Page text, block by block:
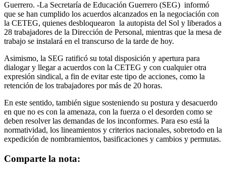
Guerrero. -La Secretaría de Educación Guerrero (SEG) informó
que se han cumplido los acuerdos alcanzados en la negociación con
la CETEG, quienes desbloquearon la autopista del Sol y liberados a
28 trabajadores de la Dirección de Personal, mientras que la mesa de
trabajo se instalará en el transcurso de la tarde de hoy.
Asimismo, la SEG ratificó su total disposición y apertura para
dialogar y llegar a acuerdos con la CETEG y con cualquier otra
expresión sindical, a fin de evitar este tipo de acciones, como la
retención de los trabajadores por más de 20 horas.
En este sentido, también sigue sosteniendo su postura y desacuerdo
en que no es con la amenaza, con la fuerza o el desorden como se
deben resolver las demandas de los inconformes. Para eso está la
normatividad, los lineamientos y criterios nacionales, sobretodo en la
expedición de nombramientos, basificaciones y cambios y permutas.
Comparte la nota: